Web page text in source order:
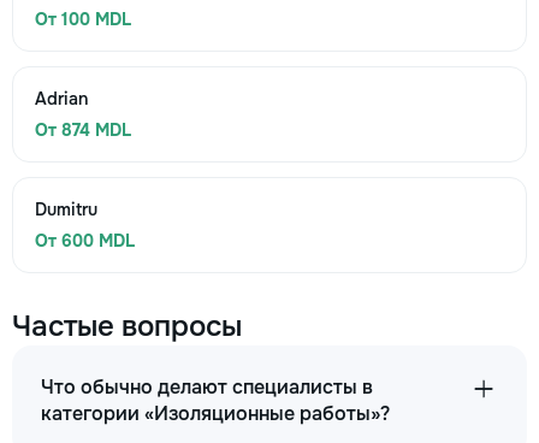
От 100 MDL
Adrian
От 874 MDL
Dumitru
От 600 MDL
Частые вопросы
Что обычно делают специалисты в
категории «Изоляционные работы»?